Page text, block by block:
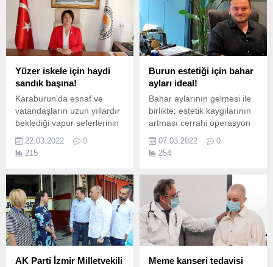
gelişimsel destek verildi.
Yüzer iskele için haydi
sandık başına!
Karaburun’da esnaf ve
vatandaşların uzun yıllardır
beklediği vapur seferlerinin
kala, İZDENİZ bünyesindeki
katamaran tipi gemilerin
yeri için son kararı vatandaş
verecek.
22.03.2022
0
215
Burun estetiği için bahar
ayları ideal!
Bahar aylarının gelmesi ile
birlikte, estetik kaygılarının
artması cerrahi operasyon
07.03.2022
0
254
AK Parti İzmir Milletvekili
Meme kanseri tedavisi